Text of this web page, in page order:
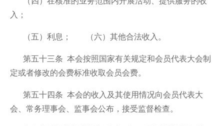
入；
（五）利息； （六）其他合法收入。
第五十三条 本会按照国家有关规定和会员代表大会制
定或者修改的会费标准收取会员会费。
第五十四条 本会的收入及其使用情况向会员代表大
会、常务理事会、监事会公布，接受监督检查。